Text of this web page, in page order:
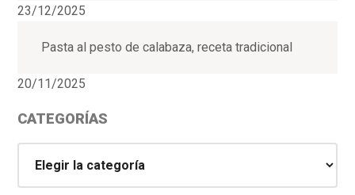
23/12/2025
Pasta al pesto de calabaza, receta tradicional
20/11/2025
CATEGORÍAS